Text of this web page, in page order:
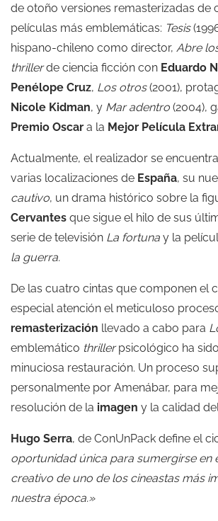
de otoño versiones remasterizadas de
películas más emblemáticas: Tesis
hispano-chileno como director, Abre
thrillerde ciencia ficción con Eduardo
Penélope Cruz, Los otros(2001),
Nicole Kidman, y Mar adentro (2004),
Premio Oscar a la Mejor Película
Actualmente, el realizador se
varias localizaciones de España, su
cautivo, un drama histórico sobre la
Cervantes que sigue el hilo de sus
serie de televisión La fortuna y la
la guerra.
De las cuatro cintas que componen el
especial atención el meticuloso
remasterización llevado a cabo para
emblemático thrillerpsicológico ha
minuciosa restauración. Un proceso
personalmente por Amenábar, para
resolución de la imagen y la calidad
Hugo Serra, de ConUnPack define el
oportunidad única para sumergirse en
creativo de uno de los cineastas más
nuestra época.»